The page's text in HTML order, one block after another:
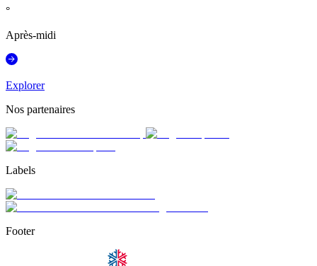
°
Après-midi
Explorer
Nos partenaires
Labels
Footer